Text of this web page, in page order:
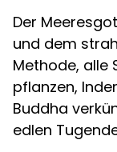
Der
und dem
Methode, alle
pflanzen,
Buddha
edlen